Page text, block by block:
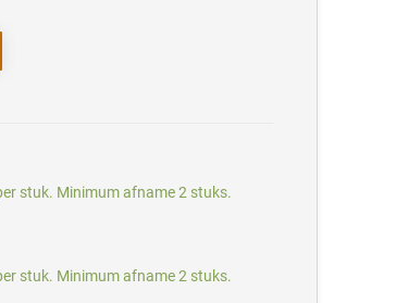
stuk. Minimum afname 2 stuks.
stuk. Minimum afname 2 stuks.